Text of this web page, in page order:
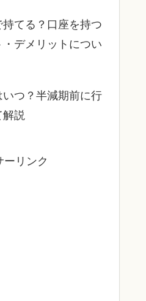
てる？口座を持つ
デメリットについ
つ？半減期前に行
解説
ーリンク